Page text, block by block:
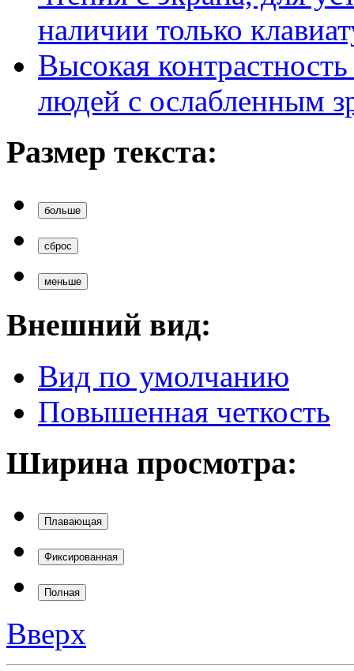
Размер текста:
меньше
Внешний вид:
Вид по умолчанию
Повышенная четкость
Ширина просмотра:
Плавающая
Полная
Вверх